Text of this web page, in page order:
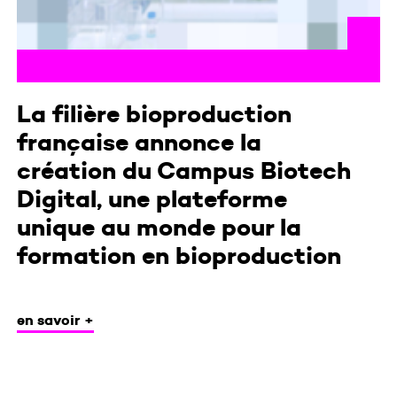
La filière bioproduction
française annonce la
création du Campus Biotech
Digital, une plateforme
unique au monde pour la
formation en bioproduction
en savoir +